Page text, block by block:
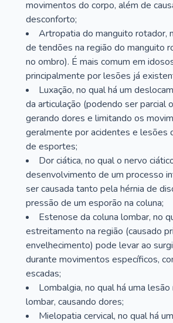
movimentos do corpo, além de
desconforto;
Artropatia do manguito rotador,
de tendões na região do manguito
no ombro). É mais comum em
principalmente por lesões já
Luxação, no qual há um
da articulação (podendo ser parcial
gerando dores e limitando os
geralmente por acidentes e lesões
de esportes;
Dor ciática, no qual o nervo
desenvolvimento de um processo
ser causada tanto pela hérnia de
pressão de um esporão na coluna;
Estenose da coluna lombar, no
estreitamento na região (causado
envelhecimento) pode levar ao
durante movimentos específicos,
escadas;
Lombalgia, no qual há uma
lombar, causando dores;
Mielopatia cervical, no qual há